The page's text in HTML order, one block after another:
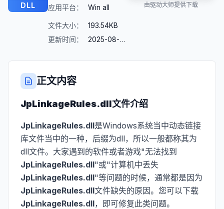
DLL
应用平台：
Win all
文件大小：
193.54KB
更新时间：
2025-08-23
由驱动大师提供下载
正文内容
JpLinkageRules.dll文件介绍
JpLinkageRules.dll是Windows系统当中动态链接
库文件当中的一种，后缀为dll，所以一般都称其为
dll文件。大家遇到的软件或者游戏"无法找到
JpLinkageRules.dll"或"计算机中丢失
JpLinkageRules.dll"等问题的时候，通常都是因为
JpLinkageRules.dll文件缺失的原因。您可以下载
JpLinkageRules.dll，即可修复此类问题。